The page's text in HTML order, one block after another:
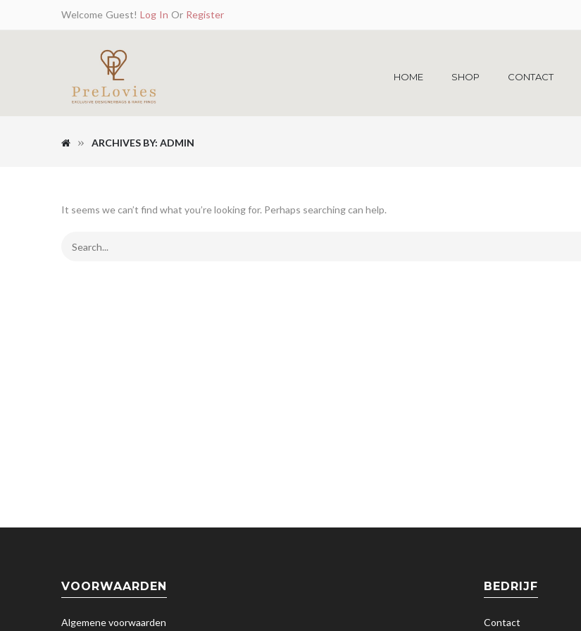
Welcome Guest! Log In Or Register
HOME SHOP CONTACT
ARCHIVES BY: ADMIN
It seems we can’t find what you’re looking for. Perhaps searching can help.
VOORWAARDEN
Algemene voorwaarden
BEDRIJF
Contact